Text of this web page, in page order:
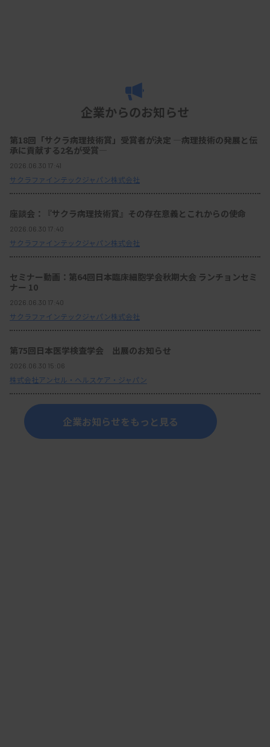
企業からのお知らせ
第18回「サクラ病理技術賞」受賞者が決定 ―病理技術の発展と伝
承に貢献する2名が受賞―
2026.06.30 17:41
サクラファインテックジャパン株式会社
座談会：『サクラ病理技術賞』その存在意義とこれからの使命
2026.06.30 17:40
サクラファインテックジャパン株式会社
セミナー動画：第64回日本臨床細胞学会秋期大会 ランチョンセミ
ナー 10
2026.06.30 17:40
サクラファインテックジャパン株式会社
第75回日本医学検査学会 出展のお知らせ
2026.06.30 15:06
株式会社アンセル・ヘルスケア・ジャパン
企業お知らせをもっと見る